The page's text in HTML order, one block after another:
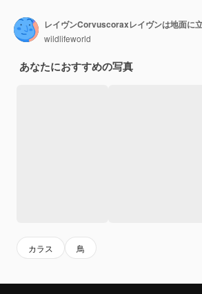
レイヴンCorvuscoraxレイヴンは地面に
wildlifeworld
あなたにおすすめの写真
カラス 鳥